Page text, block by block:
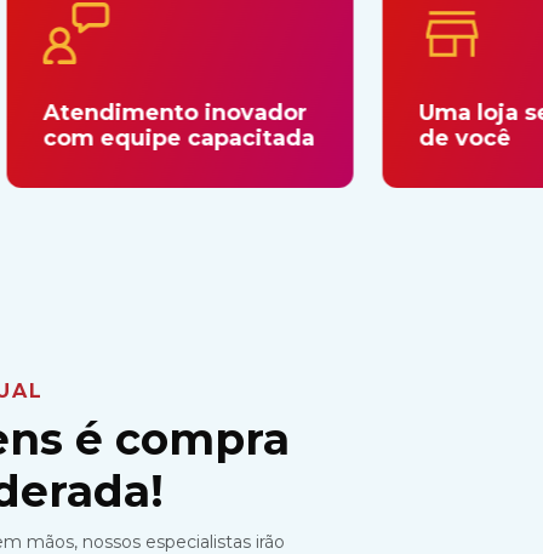
inovador
capacitada
Uma loja sempre
de você
é compra
mãos, nossos especialistas irão